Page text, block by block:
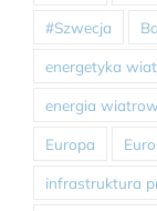
#Szwecja
energetyka
energia
Europa
infrastruktura